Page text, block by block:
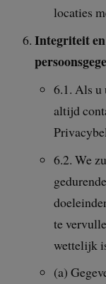
locaties
Integriteit
6.1. Als u
altijd
6.2. We
te
wettelijk
(a)